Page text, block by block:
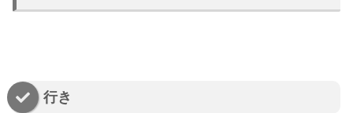
行き